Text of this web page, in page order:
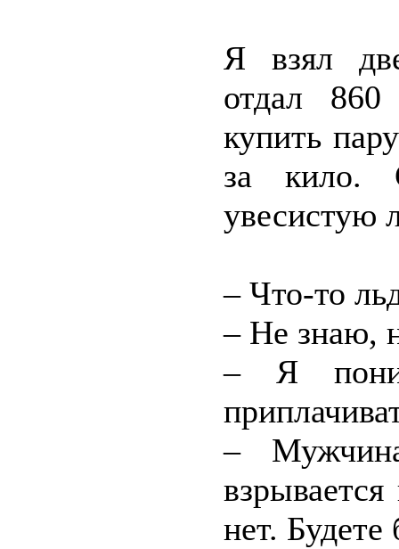
Я взял
отдал
купить
за кило.
увесистую
– Что-то
– Не знаю,
– Я
–
нет. Будете